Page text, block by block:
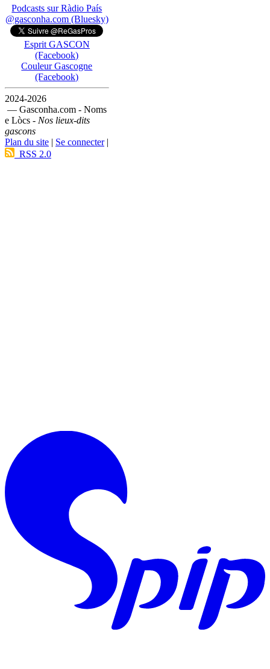
Podcasts sur Ràdio País
@gasconha.com (Bluesky)
Esprit GASCON
(Facebook)
Couleur Gascogne
(Facebook)
2024-2026
— Gasconha.com - Noms
e Lòcs - Nos lieux-dits
gascons
Plan du site | Se connecter|
RSS 2.0